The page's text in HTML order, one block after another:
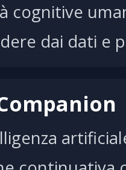
cognitive
dai dati e